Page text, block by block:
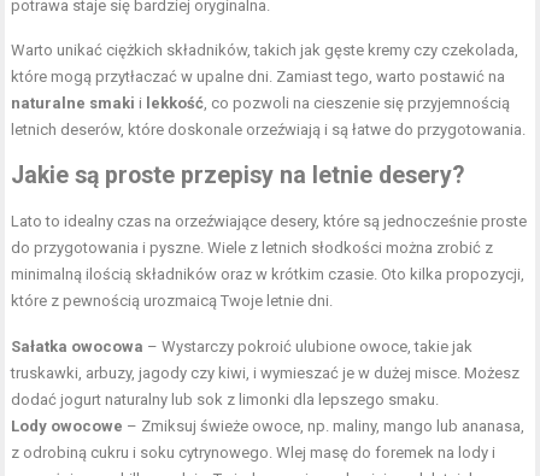
potrawa staje się bardziej oryginalna.
Warto unikać ciężkich składników, takich jak gęste kremy czy czekolada,
które mogą przytłaczać w upalne dni. Zamiast tego, warto postawić na
naturalne smaki i lekkość , co pozwoli na cieszenie się przyjemnością
letnich deserów, które doskonale orzeźwiają i są łatwe do przygotowania.
Jakie są proste przepisy na letnie desery?
Lato to idealny czas na orzeźwiające desery, które są jednocześnie proste
do przygotowania i pyszne. Wiele z letnich słodkości można zrobić z
minimalną ilością składników oraz w krótkim czasie. Oto kilka propozycji,
które z pewnością urozmaicą Twoje letnie dni.
Sałatka owocowa – Wystarczy pokroić ulubione owoce, takie jak
truskawki, arbuzy, jagody czy kiwi, i wymieszać je w dużej misce. Możesz
dodać jogurt naturalny lub sok z limonki dla lepszego smaku.
Lody owocowe – Zmiksuj świeże owoce, np. maliny, mango lub ananasa,
z odrobiną cukru i soku cytrynowego. Wlej masę do foremek na lody i